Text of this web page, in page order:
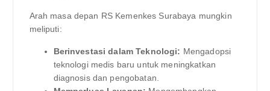
Arah masa depan RS Kemenkes Surabaya mungkin
meliputi:
Berinvestasi dalam Teknologi: Mengadopsi
teknologi medis baru untuk meningkatkan
diagnosis dan pengobatan.